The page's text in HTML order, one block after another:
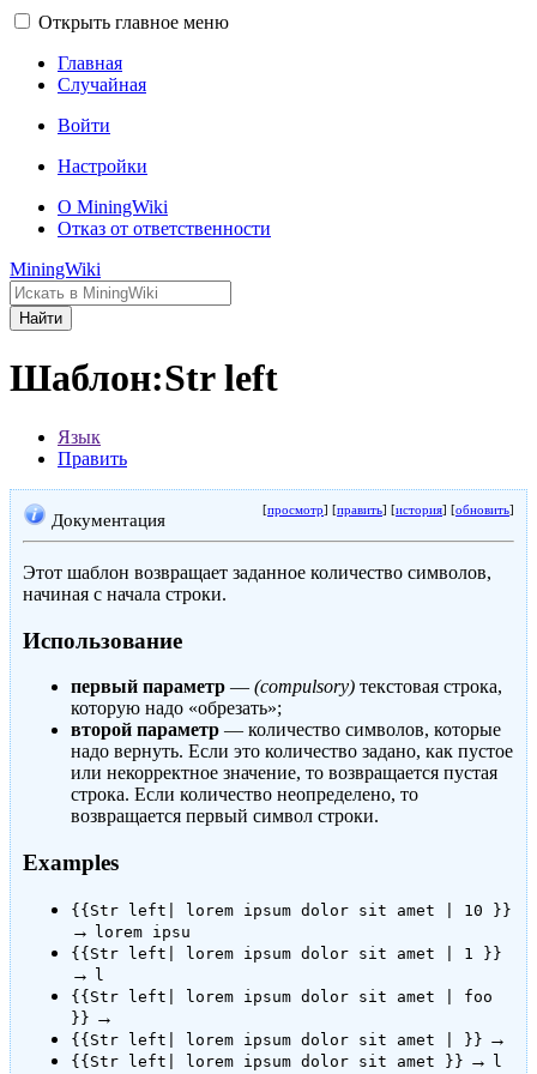
Открыть главное меню
Главная
Случайная
Войти
Настройки
О MiningWiki
Отказ от ответственности
MiningWiki
Найти
Шаблон:Str left
Язык
Править
[просмотр] [править] [история] [обновить]
Документация
Этот шаблон возвращает заданное количество символов,
начиная с начала строки.
Использование
первый параметр — (compulsory) текстовая строка,
которую надо «обрезать»;
второй параметр — количество символов, которые
надо вернуть. Если это количество задано, как пустое
или некорректное значение, то возвращается пустая
строка. Если количество неопределено, то
возвращается первый символ строки.
Examples
{{Str left| lorem ipsum dolor sit amet | 10 }}
→ lorem ipsu
{{Str left| lorem ipsum dolor sit amet | 1 }}
→ l
{{Str left| lorem ipsum dolor sit amet | foo
}} →
{{Str left| lorem ipsum dolor sit amet | }} →
{{Str left| lorem ipsum dolor sit amet }} → l